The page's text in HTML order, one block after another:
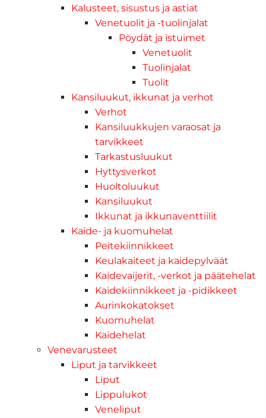
Kalusteet, sisustus ja astiat
Venetuolit ja -tuolinjalat
Pöydät ja istuimet
Venetuolit
Tuolinjalat
Tuolit
Kansiluukut, ikkunat ja verhot
Verhot
Kansiluukkujen varaosat ja
tarvikkeet
Tarkastusluukut
Hyttysverkot
Huoltoluukut
Kansiluukut
Ikkunat ja ikkunaventtiilit
Kaide- ja kuomuhelat
Peitekiinnikkeet
Keulakaiteet ja kaidepylväät
Kaidevaijerit, -verkot ja päätehelat
Kaidekiinnikkeet ja -pidikkeet
Aurinkokatokset
Kuomuhelat
Kaidehelat
Venevarusteet
Liput ja tarvikkeet
Liput
Lippulukot
Veneliput